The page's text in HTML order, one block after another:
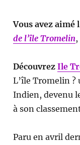
Vous avez
de l’île Tromelin,
Découvrez Ile
L’île Tromelin ?
Indien, devenu
à son
Paru en avril